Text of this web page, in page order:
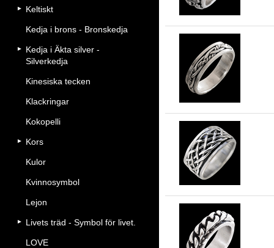
Keltiskt
Kedja i brons - Bronskedja
Kedja i Äkta silver -
Silverkedja
Kinesiska tecken
Klackringar
Kokopelli
Kors
Kulor
Kvinnosymbol
Lejon
Livets träd - Symbol för livet.
LOVE